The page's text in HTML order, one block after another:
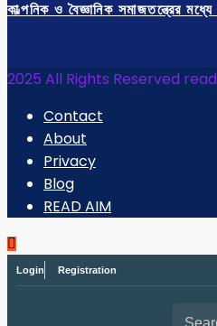
কাল্পনিক ও বৈজ্ঞানিক সমাজতন্ত্রের
2025 All Rights Reserved
Contact
About
Privacy
Blog
READ AIM
Login Registration